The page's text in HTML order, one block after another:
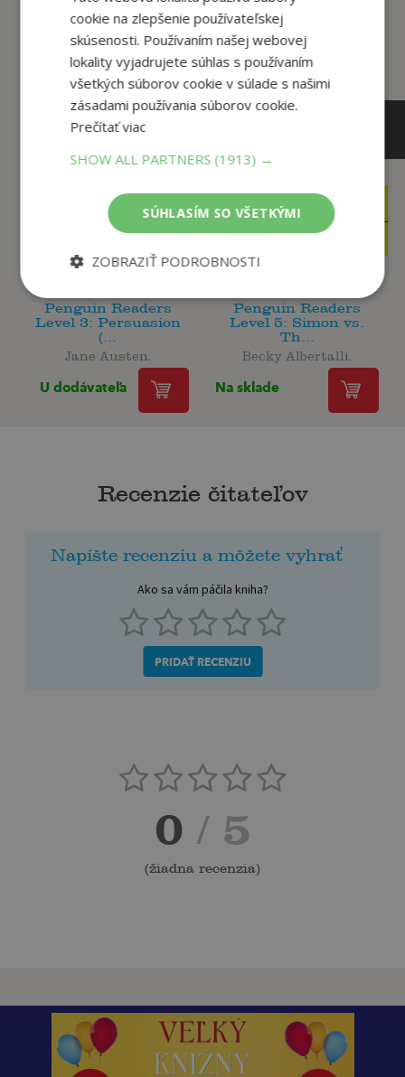
tento titul si tiež kúpili
9 €
9,45€
Penguin Readers
Level 3: Persuasion
(...
Jane Austen,
U dodávateľa
12
11
Penguin Readers
Level 5: Simon vs.
Th...
Becky Albertalli,
Na sklade
Recenzie čitateľov
Napíšte recenziu a môžete vyhrať
Ako sa vám páčila kniha?
PRIDAŤ RECENZIU
0 / 5
(žiadna recenzia)
cookie na zlepšenie používateľskej
skúsenosti. Používaním našej webovej
lokality vyjadrujete súhlas s používaním
všetkých súborov cookie v súlade s našimi
zásadami používania súborov cookie.
Prečítať viac
SHOW ALL PARTNERS (1913) →
SÚHLASÍM SO VŠETKÝMI
ZOBRAZIŤ PODROBNOSTI